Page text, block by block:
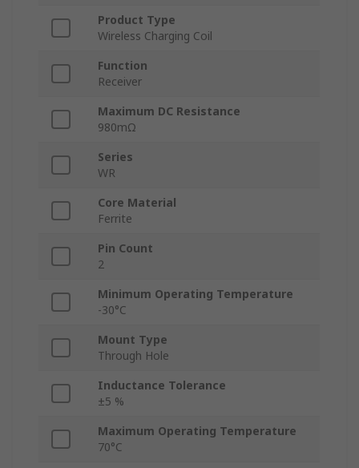
Product Type
Wireless Charging Coil
Function
Receiver
Maximum DC Resistance
980mΩ
Series
WR
Core Material
Ferrite
Pin Count
2
Minimum Operating Temperature
-30°C
Mount Type
Through Hole
Inductance Tolerance
±5 %
Maximum Operating Temperature
70°C